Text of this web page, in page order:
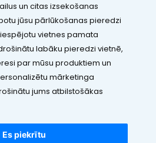
un citas izsekošanas
jūsu pārlūkošanas pieredzi
vietnes pamata
labāku pieredzi vietnē,
par mūsu produktiem un
mārketinga
jums atbilstošākas
Es piekrītu
- 2026 VDE.LV
tiesības rezervētas